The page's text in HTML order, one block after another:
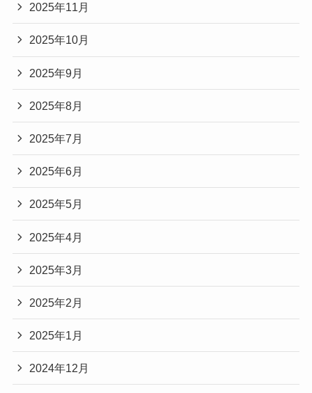
2025年11月
2025年10月
2025年9月
2025年8月
2025年7月
2025年6月
2025年5月
2025年4月
2025年3月
2025年2月
2025年1月
2024年12月